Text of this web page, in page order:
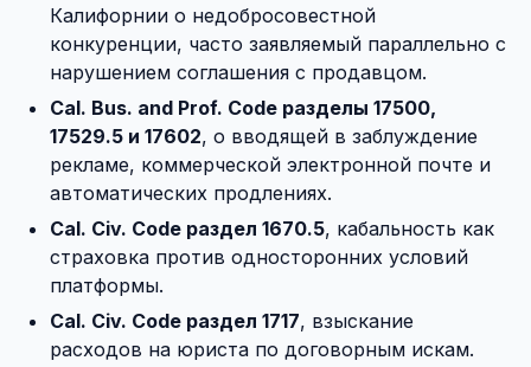
Калифорнии о недобросовестной
конкуренции, часто заявляемый параллельно с
нарушением соглашения с продавцом.
Cal. Bus. and Prof. Code разделы 17500,
17529.5 и 17602, о вводящей в заблуждение
рекламе, коммерческой электронной почте и
автоматических продлениях.
Cal. Civ. Code раздел 1670.5, кабальность как
страховка против односторонних условий
платформы.
Cal. Civ. Code раздел 1717, взыскание
расходов на юриста по договорным искам.